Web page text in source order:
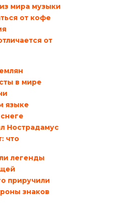
мира музыки
от кофе
от
в мире
языке
Нострадамус
что
легенды
приручили
знаков